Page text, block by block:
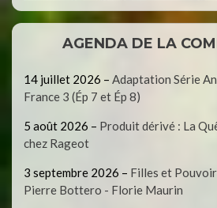
AGENDA DE LA
14 juillet 2026 – Adaptation Série
France 3 (Ép 7 et Ép 8)
5 août 2026 – Produit dérivé : La
chez Rageot
3 septembre 2026 – Filles et
Pierre Bottero - Florie Maurin